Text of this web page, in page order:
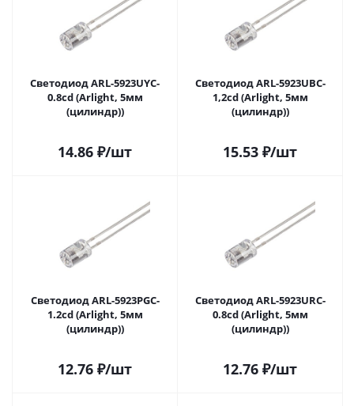
Светодиод ARL-5923UYC-
0.8cd (Arlight, 5мм
(цилиндр))
14.86 ₽/шт
Светодиод ARL-5923UBC-
1,2cd (Arlight, 5мм
(цилиндр))
15.53 ₽/шт
Светодиод ARL-5923PGC-
1.2cd (Arlight, 5мм
(цилиндр))
12.76 ₽/шт
Светодиод ARL-5923URC-
0.8cd (Arlight, 5мм
(цилиндр))
12.76 ₽/шт